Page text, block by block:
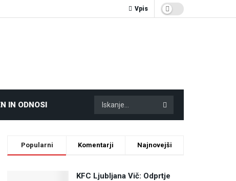
Vpis
IN ODNOSI
Popularni Komentarji Najnovejši
KFC Ljubljana Vič: Odprtje